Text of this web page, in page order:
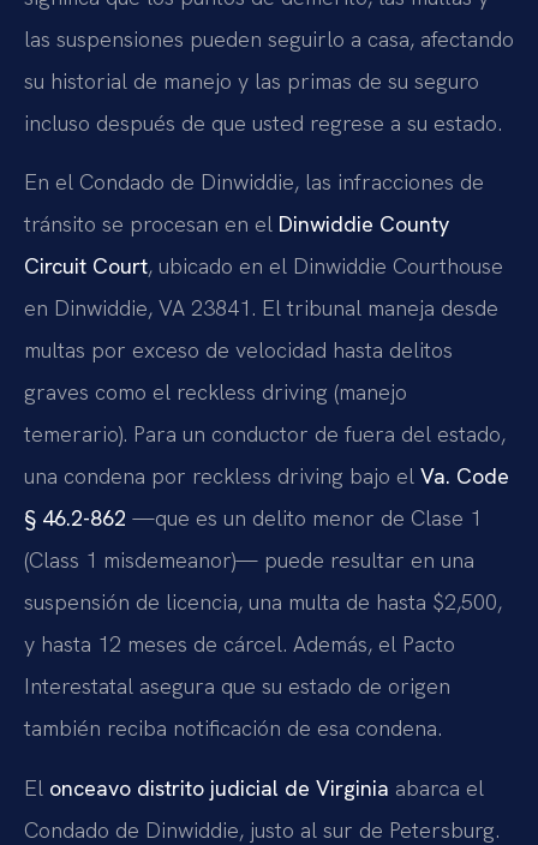
las suspensiones pueden seguirlo a casa, afectando
su historial de manejo y las primas de su seguro
incluso después de que usted regrese a su estado.
En el Condado de Dinwiddie, las infracciones de
tránsito se procesan en el Dinwiddie County
Circuit Court, ubicado en el Dinwiddie Courthouse
en Dinwiddie, VA 23841. El tribunal maneja desde
multas por exceso de velocidad hasta delitos
graves como el reckless driving (manejo
temerario). Para un conductor de fuera del estado,
una condena por reckless driving bajo el Va. Code
§ 46.2-862 —que es un delito menor de Clase 1
(Class 1 misdemeanor)— puede resultar en una
suspensión de licencia, una multa de hasta $2,500,
y hasta 12 meses de cárcel. Además, el Pacto
Interestatal asegura que su estado de origen
también reciba notificación de esa condena.
El onceavo distrito judicial de Virginia abarca el
Condado de Dinwiddie, justo al sur de Petersburg.